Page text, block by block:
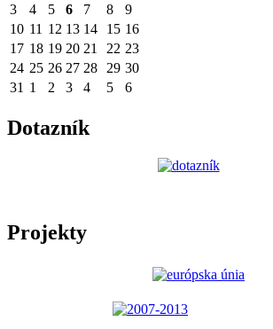
3
4 5 6 7 8
9
10 11 12 13 14 15 16
17 18 19 20 21 22 23
24 25 26 27 28 29 30
31 1 2 3 4 5 6
Dotazník
Projekty